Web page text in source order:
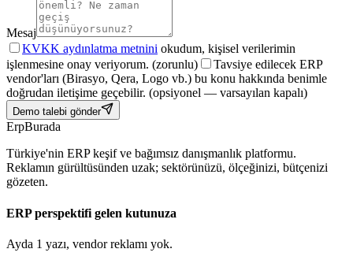
Mesaj
KVKK aydınlatma metnini okudum, kişisel verilerimin
işlenmesine onay veriyorum. (zorunlu)
Tavsiye edilecek ERP
vendor'ları (Birasyo, Qera, Logo vb.) bu konu hakkında benimle
doğrudan iletişime geçebilir. (opsiyonel — varsayılan kapalı)
Demo talebi gönder
ErpBurada
Türkiye'nin ERP keşif ve bağımsız danışmanlık platformu.
Reklamın gürültüsünden uzak; sektörünüzü, ölçeğinizi, bütçenizi
gözeten.
ERP perspektifi gelen kutunuza
Ayda 1 yazı, vendor reklamı yok.